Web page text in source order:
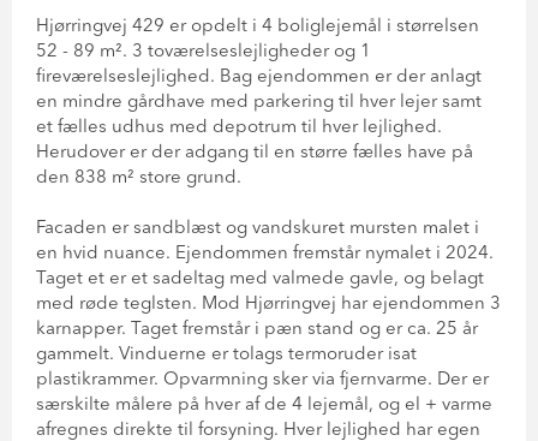
Hjørringvej 429 er opdelt i 4 boliglejemål i størrelsen
52 - 89 m². 3 toværelseslejligheder og 1
fireværelseslejlighed. Bag ejendommen er der anlagt
en mindre gårdhave med parkering til hver lejer samt
et fælles udhus med depotrum til hver lejlighed.
Herudover er der adgang til en større fælles have på
den 838 m² store grund.
Facaden er sandblæst og vandskuret mursten malet i
en hvid nuance. Ejendommen fremstår nymalet i 2024.
Taget et er et sadeltag med valmede gavle, og belagt
med røde teglsten. Mod Hjørringvej har ejendommen 3
karnapper. Taget fremstår i pæn stand og er ca. 25 år
gammelt. Vinduerne er tolags termoruder isat
plastikrammer. Opvarmning sker via fjernvarme. Der er
særskilte målere på hver af de 4 lejemål, og el + varme
afregnes direkte til forsyning. Hver lejlighed har egen